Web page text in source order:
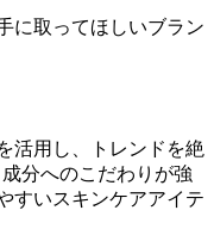
に取ってほしいブラン
活用し、トレンドを絶
分へのこだわりが強
すいスキンケアアイテ